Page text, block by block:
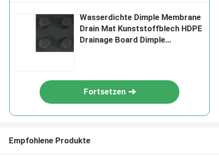
Wasserdichte Dimple Membrane
Drain Mat Kunststoffblech HDPE
Drainage Board Dimple
Fortsetzen
Empfohlene Produkte